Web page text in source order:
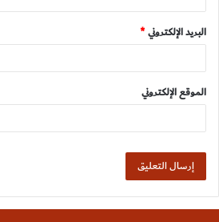
البريد الإلكتروني*
الموقع الإلكتروني